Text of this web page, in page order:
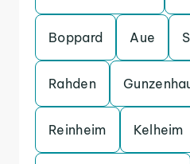
Boppard Aue
Rahden
Reinheim Kelheim